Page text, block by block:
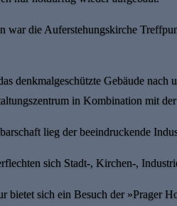
war die Auferstehungskirche
denkmalgeschützte Gebäude
in Kombination mit
lieg der beeindruckende
sich Stadt-, Kirchen-,
bietet sich ein Besuch der »Prager